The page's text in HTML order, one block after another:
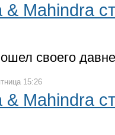
& Mahindra
своего
15:26
& Mahindra